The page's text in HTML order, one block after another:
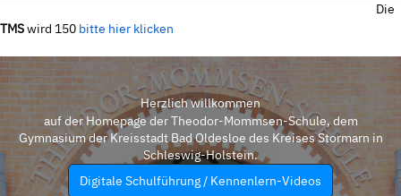
Die
TMSwird 150 bitte hier klicken
Herzlich willkommen
auf der Homepage der Theodor-Mommsen-Schule, dem
Gymnasium der Kreisstadt Bad Oldesloe des Kreises Stormarn in
Schleswig-Holstein.
Digitale Schulführung / Kennenlern-Videos